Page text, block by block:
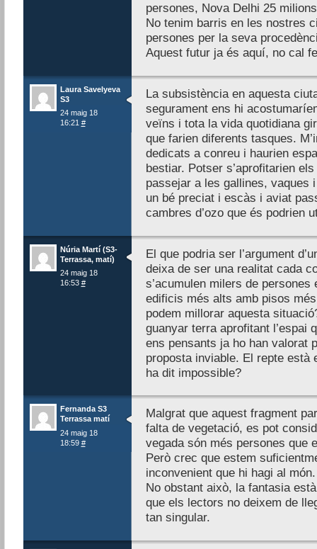
persones, Nova Delhi 25
No tenim barris en les nostres
persones per la seva
Aquest futur ja és aquí, no cal
Laura Savelyeva
S3
24 maig 18
16:21 #
La subsistència en aquesta
segurament ens hi
veïns i tota la vida quotidiana
que farien diferents tasques.
dedicats a conreu i haurien
bestiar. Potser s’aprofitarien
passejar a les gallines, vaques
un bé preciat i escàs i aviat
cambres d’ozo que és podrien
Núria Martí (S3-
Terrassa, matí)
24 maig 18
16:53 #
El que podria ser l’argument
deixa de ser una realitat cada
s’acumulen milers de
edificis més alts amb pisos
podem millorar aquesta
guanyar terra aprofitant l’espai
ens pensants ja ho han valorat
proposta inviable. El repte està
ha dit impossible?
Fernanda S3
Terrassa matí
24 maig 18
18:59 #
Malgrat que aquest fragment
falta de vegetació, es pot
vegada són més persones que
Però crec que estem
inconvenient que hi hagi al món.
No obstant això, la fantasia
que els lectors no deixem de
tan singular.